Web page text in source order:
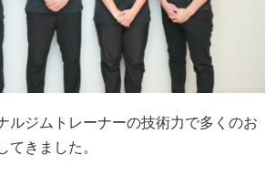
ルジムトレーナーの技術力で多くのお
てきました。